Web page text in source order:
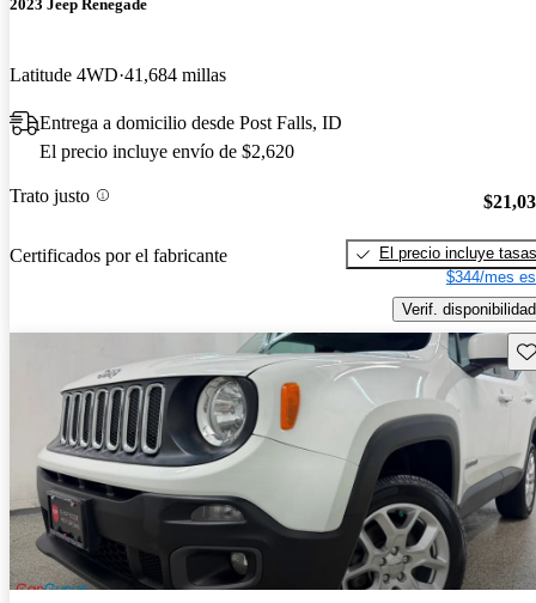
2023 Jeep Renegade
Latitude 4WD 41,684 millas
Entrega a domicilio desde Post Falls, ID
El precio incluye envío de $2,620
Trato justo
Certificados por el fabricante
El precio incluye tasas
$344/mes
Verif. disponibilidad